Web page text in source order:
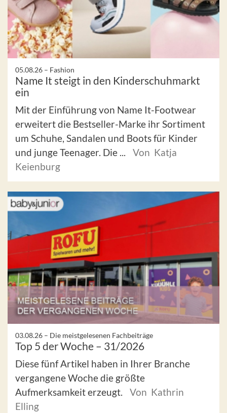
05.08.26 – Fashion
Name It steigt in den Kinderschuhmarkt
ein
Mit der Einführung von Name It-Footwear
erweitert die Bestseller-Marke ihr Sortiment
um Schuhe, Sandalen und Boots für Kinder
und junge Teenager. Die ...
Von Katja
Keienburg
03.08.26 – Die meistgelesenen Fachbeiträge
Top 5 der Woche – 31/2026
Diese fünf Artikel haben in Ihrer Branche
vergangene Woche die größte
Aufmerksamkeit erzeugt.
Von Kathrin
Elling